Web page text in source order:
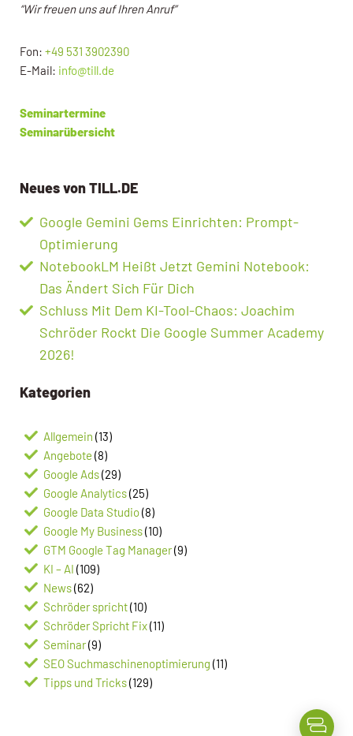
“Wir freuen uns auf Ihren Anruf”
Fon: +49 531 3902390
E-Mail: info@till.de
Seminartermine
Seminarübersicht
Neues von TILL.DE
Google Gemini Gems Einrichten: Prompt-
Optimierung
NotebookLM Heißt Jetzt Gemini Notebook:
Das Ändert Sich Für Dich
Schluss Mit Dem KI-Tool-Chaos: Joachim
Schröder Rockt Die Google Summer Academy
2026!
Kategorien
Allgemein (13)
Angebote (8)
Google Ads(29)
Google Analytics(25)
Google Data Studio(8)
Google My Business(10)
GTM Google Tag Manager(9)
KI – AI (109)
News(62)
Schröder spricht(10)
Schröder Spricht Fix(11)
Seminar(9)
SEO Suchmaschinenoptimierung (11)
Tipps und Tricks(129)